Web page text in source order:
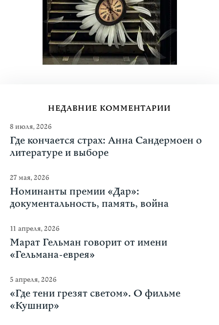
НЕДАВНИЕ КОММЕНТАРИИ
8 июля, 2026
Где кончается страх: Анна Сандермоен о
литературе и выборе
27 мая, 2026
Номинанты премии «Дар»:
документальность, память, война
11 апреля, 2026
Марат Гельман говорит от имени
«Гельмана-еврея»
5 апреля, 2026
«Где тени грезят светом». О фильме
«Кушнир»